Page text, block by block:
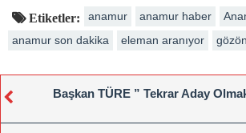
Etiketler: anamur anamur haber
anamur son dakika
eleman aranıyor
Başkan TÜRE ” Tekrar Aday